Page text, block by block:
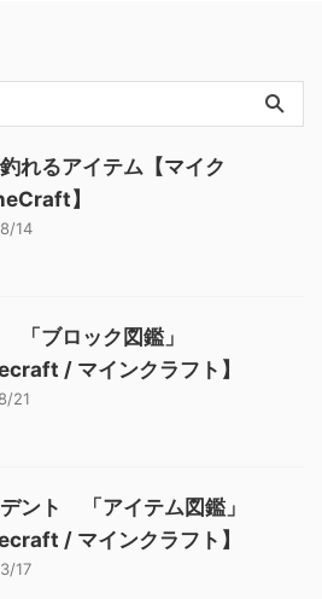
:
ラ
れるアイテム【マイク
】
14
「ブロック図鑑」
/ マインクラフト】
21
デント 「アイテム図鑑」
/ マインクラフト】
17